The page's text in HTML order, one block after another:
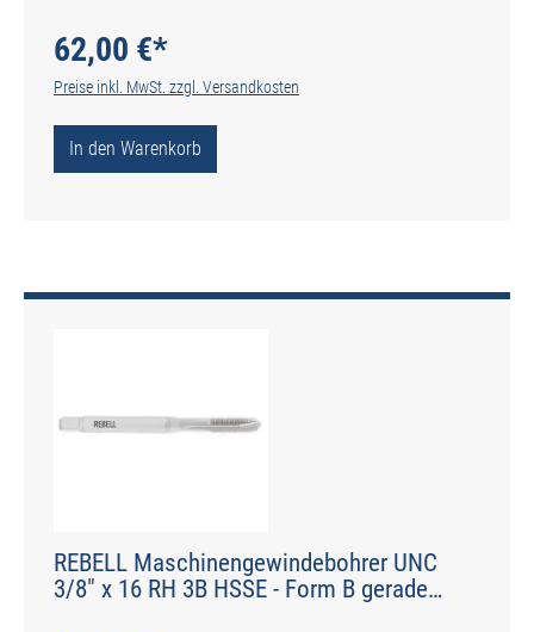
62,00 €*
Preise inkl. MwSt. zzgl. Versandkosten
In den Warenkorb
REBELL Maschinengewindebohrer UNC
3/8" x 16 RH 3B HSSE - Form B gerade